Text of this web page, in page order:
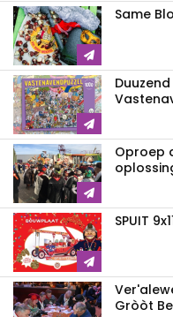
Same
Oproep
SPUIT
Gròòt